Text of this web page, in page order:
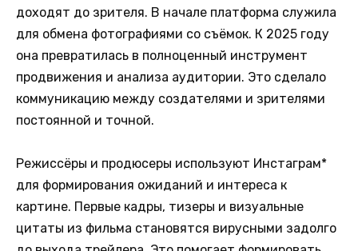
доходят до зрителя. В начале платформа служила
для обмена фотографиями со съёмок. К 2025 году
она превратилась в полноценный инструмент
продвижения и анализа аудитории. Это сделало
коммуникацию между создателями и зрителями
постоянной и точной.
Режиссёры и продюсеры используют Инстаграм*
для формирования ожиданий и интереса к
картине. Первые кадры, тизеры и визуальные
цитаты из фильма становятся вирусными задолго